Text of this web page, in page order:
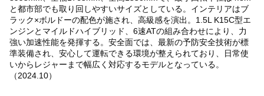
と都市部でも取り回しやすいサイズとしている。インテリアはブ
ラック×ボルドーの配色が施され、高級感を演出。1.5L K15C型エ
ンジンとマイルドハイブリッド、6速ATの組み合わせにより、力
強い加速性能を発揮する。安全面では、最新の予防安全技術が標
準装備され、安心して運転できる環境が整えられており、日常使
いからレジャーまで幅広く対応するモデルとなっている。
（2024.10）